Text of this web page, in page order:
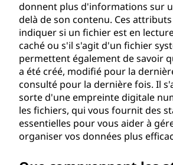
donnent plus d'informations sur
delà de son contenu. Ces
indiquer si un fichier est en
caché ou s'il s'agit d'un fichier
permettent également de savoir
a été créé, modifié pour la
consulté pour la dernière fois. Il
sorte d'une empreinte digitale
les fichiers, qui vous fournit des
essentielles pour vous aider à
organiser vos données plus